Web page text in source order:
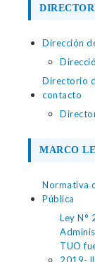
Dirección
Directorio
contacto
MARCO
Normativa
Pública
Ley N°
TUO